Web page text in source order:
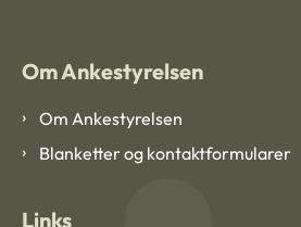
Om Ankestyrelsen
Om Ankestyrelsen
Blanketter og kontaktformularer
Links